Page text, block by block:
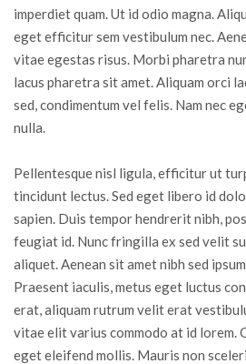
imperdiet quam. Ut id odio magna.
eget efficitur sem vestibulum nec.
vitae egestas risus. Morbi pharetra
lacus pharetra sit amet. Aliquam orci
sed, condimentum vel felis. Nam nec
nulla.
Pellentesque nisl ligula, efficitur ut
tincidunt lectus. Sed eget libero id
sapien. Duis tempor hendrerit nibh,
feugiat id. Nunc fringilla ex sed velit
aliquet. Aenean sit amet nibh sed
Praesent iaculis, metus eget luctus
erat, aliquam rutrum velit erat
vitae elit varius commodo at id lorem.
eget eleifend mollis. Mauris non